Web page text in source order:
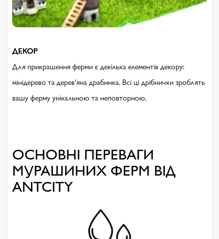
ДЕКОР
Для прикрашення ферми є декілька елементів декору:
мінідерево та дерев'яна драбинка. Всі ці дрібнички зроблять
вашу ферму унікальною та неповторною.
ОСНОВНІ ПЕРЕВАГИ
МУРАШИНИХ ФЕРМ ВІД
ANTCITY